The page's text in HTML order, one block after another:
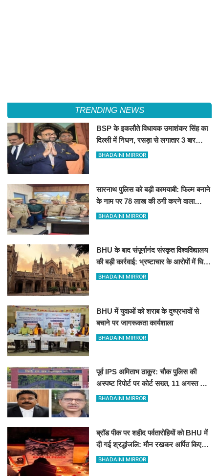
TRENDING NEWS
BSP के इकलौते विधायक उमाशंकर सिंह का
दिल्ली में निधन, रसड़ा से लगातार 3 बार
जीतकर रचा था इतिहास
BHADAINI MIRROR
सारनाथ पुलिस को बड़ी कामयाबी: फिल्म बनाने
के नाम पर 78 लाख की ठगी करने वाला
शातिर मुंबई से गिरफ्तार
BHADAINI MIRROR
BHU के बाद संपूर्णानंद संस्कृत विश्वविद्यालय
की बड़ी कार्रवाई: भ्रष्टाचार के आरोपों में घिरे
प्रो. ब्रजभूषण ओझा सभी निकायों से
BHADAINI MIRROR
BHU में युवाओं को शराब के दुष्प्रभावों से
बचाने पर जागरूकता कार्यशाला
BHADAINI MIRROR
पूर्व IPS अमिताभ ठाकुर: चौक पुलिस की
अस्पष्ट रिपोर्ट पर कोर्ट सख्त, 11 अगस्त को
मांगी स्पष्ट जांच आख्या
BHADAINI MIRROR
ब्रॉड पीक पर शहीद पर्वतारोहियों को BHU में
दी गई श्रद्धांजलि: मौन रखकर अर्पित किए
पुष्प
BHADAINI MIRROR